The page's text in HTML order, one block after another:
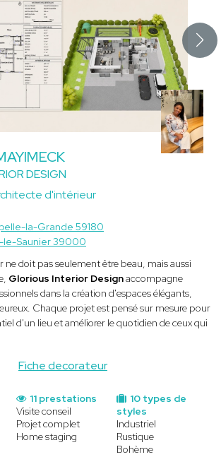
DESIGN
d'intérieur
Fiche decorateur
la-Grande 59180
le-Saunier 39000
ne doit pas seulement être beau, mais aussi
Glorious Interior Designaccompagne
dans la création d'espaces élégants,
Chaque projet est pensé sur mesure pour
d'un lieu et améliorer le quotidien de ceux qui
10 types de
styles
Industriel
Rustique
Bohème
11 prestations
Visite conseil
Projet complet
Home staging